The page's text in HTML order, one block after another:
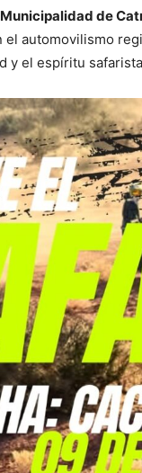
de
el automovilismo
y el espíritu